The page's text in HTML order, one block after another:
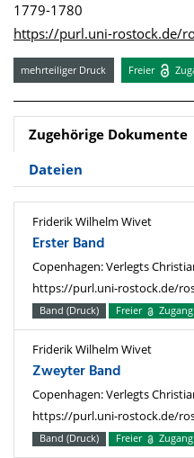
1779-1780
https://purl.uni-rostock.de/
mehrteiliger Druck Freier
Zugehörige Dokumente
Dateien
Friderik Wilhelm Wivet
Erster Band
Copenhagen: Verlegts
https://purl.uni-rostock.de/
Band (Druck) Freier Zugang
Friderik Wilhelm Wivet
Zweyter Band
Copenhagen: Verlegts
https://purl.uni-rostock.de/
Band (Druck) Freier Zugang